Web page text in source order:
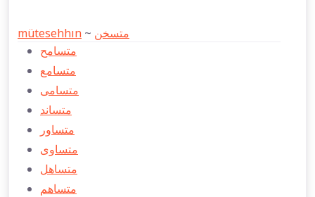
mütesehhın ~ متسخن
متسامح
متسامع
متسامی
متساند
متساور
متساوی
متساهل
متساهم